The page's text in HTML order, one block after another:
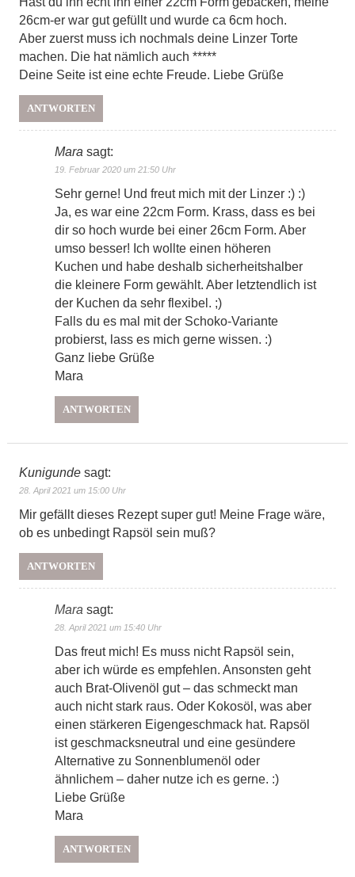
26cm-er war gut gefüllt und wurde ca 6cm hoch.
Aber zuerst muss ich nochmals deine Linzer Torte
machen. Die hat nämlich auch *****
Deine Seite ist eine echte Freude. Liebe Grüße
ANTWORTEN
Mara sagt:
19. Februar 2020 um 21:50 Uhr
Sehr gerne! Und freut mich mit der Linzer :) :)
Ja, es war eine 22cm Form. Krass, dass es bei
dir so hoch wurde bei einer 26cm Form. Aber
umso besser! Ich wollte einen höheren
Kuchen und habe deshalb sicherheitshalber
die kleinere Form gewählt. Aber letztendlich ist
der Kuchen da sehr flexibel. ;)
Falls du es mal mit der Schoko-Variante
probierst, lass es mich gerne wissen. :)
Ganz liebe Grüße
Mara
ANTWORTEN
Kunigunde sagt:
28. April 2021 um 15:00 Uhr
Mir gefällt dieses Rezept super gut! Meine Frage wäre,
ob es unbedingt Rapsöl sein muß?
ANTWORTEN
Mara sagt:
28. April 2021 um 15:40 Uhr
Das freut mich! Es muss nicht Rapsöl sein,
aber ich würde es empfehlen. Ansonsten geht
auch Brat-Olivenöl gut – das schmeckt man
auch nicht stark raus. Oder Kokosöl, was aber
einen stärkeren Eigengeschmack hat. Rapsöl
ist geschmacksneutral und eine gesündere
Alternative zu Sonnenblumenöl oder
ähnlichem – daher nutze ich es gerne. :)
Liebe Grüße
Mara
ANTWORTEN